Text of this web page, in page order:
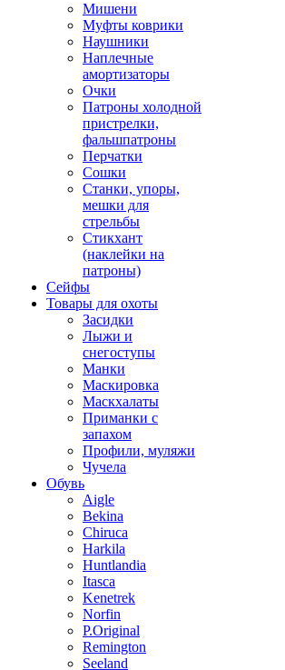
Мишени
Муфты коврики
Наушники
Наплечные
амортизаторы
Очки
Патроны холодной
пристрелки,
фальшпатроны
Перчатки
Сошки
Станки, упоры,
мешки для
стрельбы
Стикхант
(наклейки на
патроны)
Сейфы
Товары для охоты
Засидки
Лыжи и
снегоступы
Манки
Маскировка
Маскхалаты
Приманки с
запахом
Профили, муляжи
Чучела
Обувь
Aigle
Bekina
Chiruсa
Harkila
Huntlandia
Itasca
Kenetrek
Norfin
P.Original
Remington
Seeland